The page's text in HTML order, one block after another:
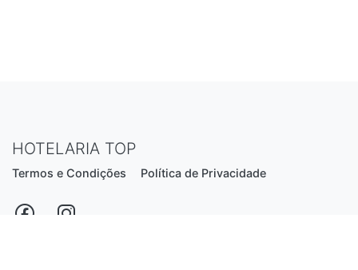
HOTELARIA TOP
Termos e Condições Política de Privacidade